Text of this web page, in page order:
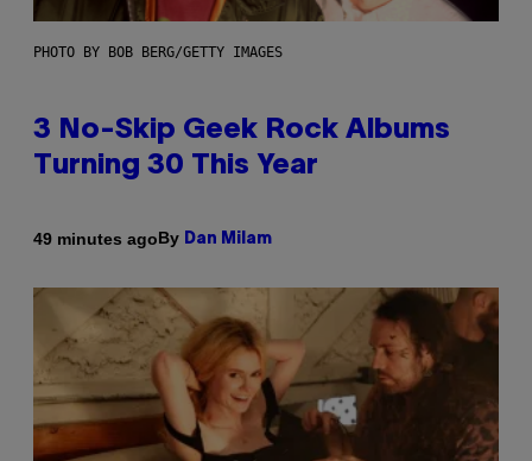
PHOTO BY BOB BERG/GETTY IMAGES
3 No-Skip Geek Rock Albums
Turning 30 This Year
49 minutes agoBy Dan Milam